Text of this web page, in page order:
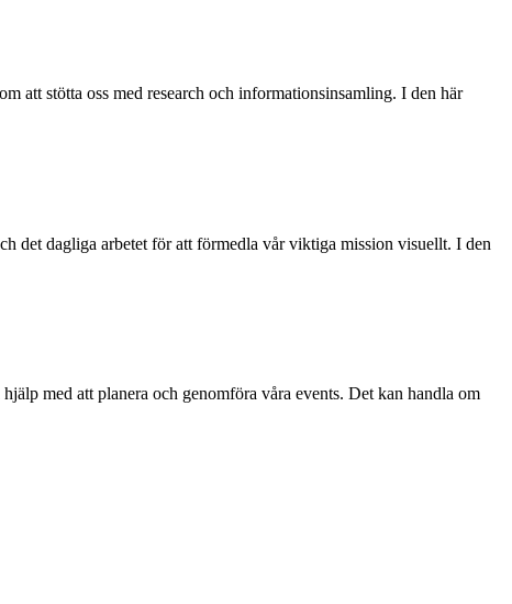
att stötta oss med research och informationsinsamling. I den här
det dagliga arbetet för att förmedla vår viktiga mission visuellt. I den
med att planera och genomföra våra events. Det kan handla om